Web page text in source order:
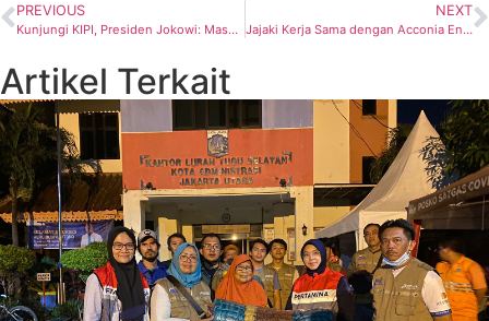
PREVIOUS
Kunjungi KIPI, Presiden Jokowi: Masa Depan Industri Energi Hijau Indonesia Ada Disini
NEXT
Jajaki Kerja Sama dengan Acconia Energia dan Huawei, Dirut PLN Kunjungi Spanyol
Artikel Terkait